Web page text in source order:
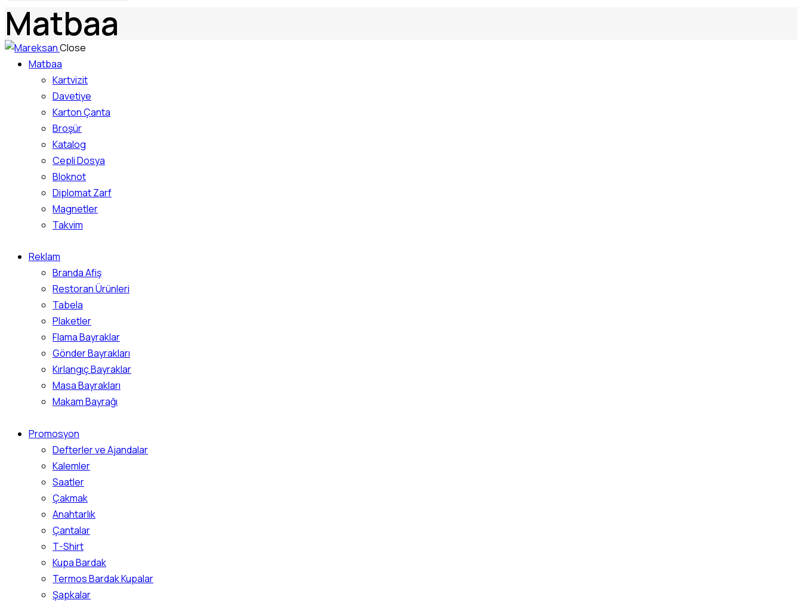
Matbaa
Close
Matbaa
Kartvizit
Davetiye
Karton Çanta
Broşür
Katalog
Cepli Dosya
Bloknot
Diplomat Zarf
Magnetler
Takvim
Reklam
Branda Afiş
Restoran Ürünleri
Tabela
Plaketler
Flama Bayraklar
Gönder Bayrakları
Kırlangıç Bayraklar
Masa Bayrakları
Makam Bayrağı
Promosyon
Defterler ve Ajandalar
Kalemler
Saatler
Çakmak
Anahtarlık
Çantalar
T-Shirt
Kupa Bardak
Termos Bardak Kupalar
Şapkalar